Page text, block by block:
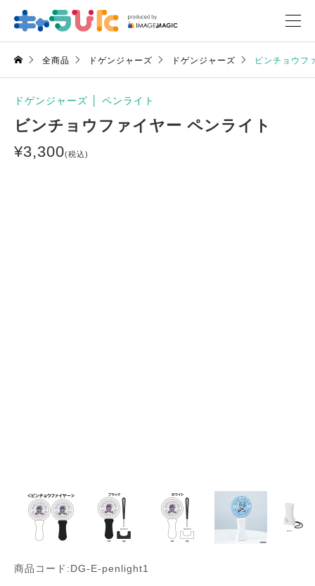
全商品 ドゲンジャーズ ドゲンジャーズ ビンチョウフ
ドゲンジャーズ ペンライト
ビンチョウファイヤー ペンライト
¥3,300(税込)
商品コード:DG-E-penlight1